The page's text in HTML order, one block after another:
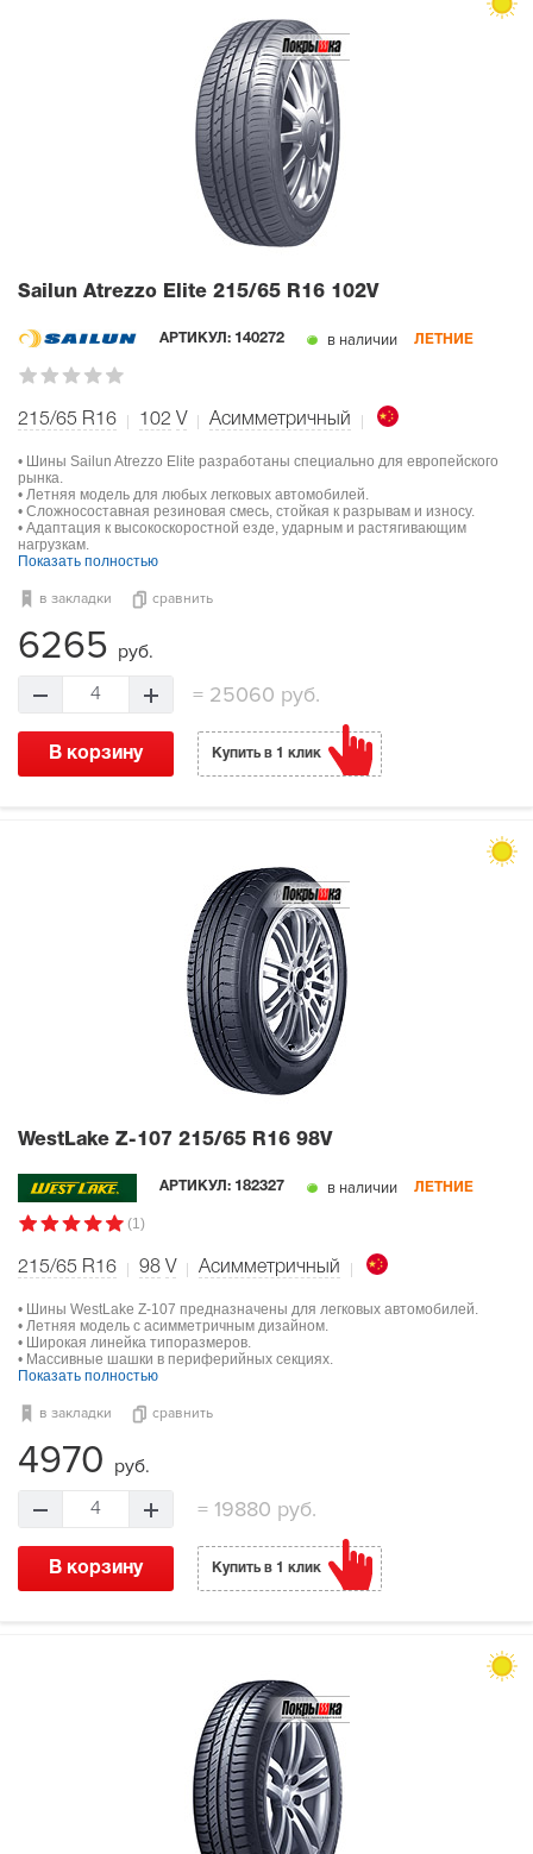
Sailun Atrezzo Elite 215/65 R16 102V
АРТИКУЛ: 140272 в наличии ЛЕТНИЕ
215/65 R16 102 V Асимметричный
• Шины Sailun Atrezzo Elite разработаны специально для европейского
рынка.
• Летняя модель для любых легковых автомобилей.
• Сложносоставная резиновая смесь, стойкая к разрывам и износу.
• Адаптация к высокоскоростной езде, ударным и растягивающим
нагрузкам.
Показать полностью
в закладки сравнить
6265 руб.
4 = 25060 руб.
В корзину Купить в 1 клик
WestLake Z-107 215/65 R16 98V
АРТИКУЛ: 182327 в наличии ЛЕТНИЕ
(1)
215/65 R16 98 V Асимметричный
• Шины WestLake Z-107 предназначены для легковых автомобилей.
• Летняя модель с асимметричным дизайном.
• Широкая линейка типоразмеров.
• Массивные шашки в периферийных секциях.
Показать полностью
в закладки сравнить
4970 руб.
4 =19880 руб.
В корзину Купить в 1 клик